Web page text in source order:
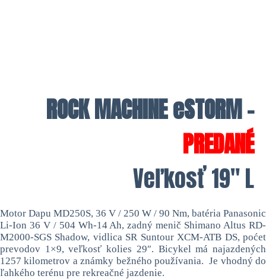
ROCK MACHINE eSTORM –
PREDANÉ
Veľkosť 19″ L
Motor Dapu MD250S, 36 V / 250 W / 90 Nm, batéria Panasonic
Li-Ion 36 V / 504 Wh-14 Ah, zadný menič Shimano Altus RD-
M2000-SGS Shadow, vidlica SR Suntour XCM-ATB DS, poćet
prevodov 1×9, veľkosť kolies 29″. Bicykel má najazdených
1257 kilometrov a známky bežného používania. Je vhodný do
ľahkého terénu pre rekreačné jazdenie.